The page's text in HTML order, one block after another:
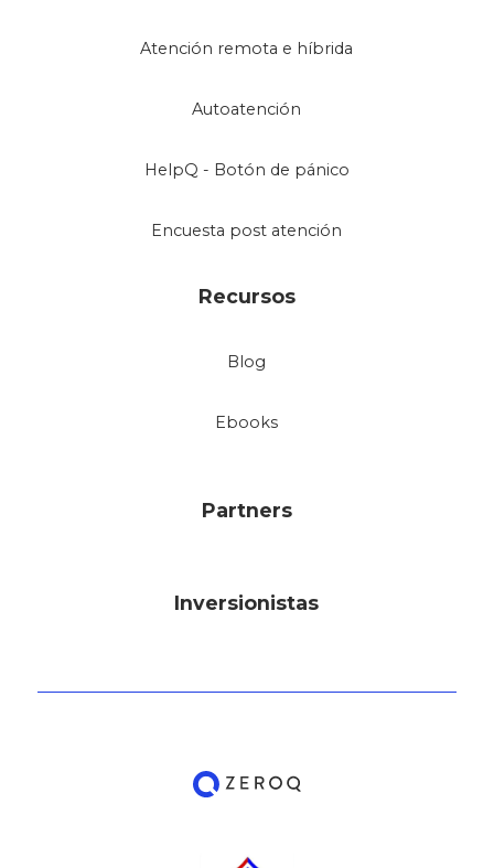
Atención remota e híbrida
Autoatención
HelpQ - Botón de pánico
Encuesta post atención
Recursos
Blog
Ebooks
Partners
Inversionistas